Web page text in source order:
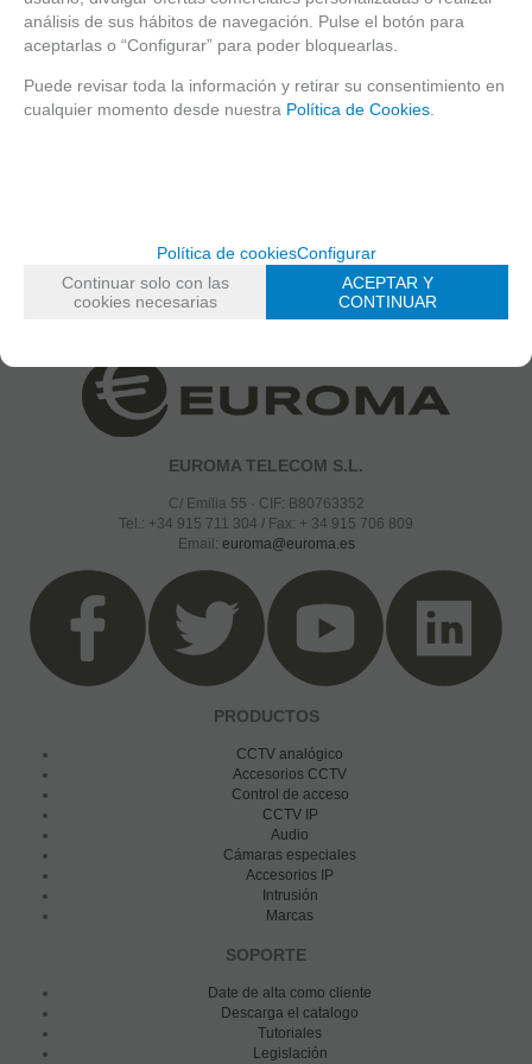
¿AÚN NO ERES CLIENTE DE EUROMA?
Regístrate ahora y empieza a disfrutar de precios y servicios exclusivos
Ir al registro
PREGUNTAS FRECUENTES - FAQs
Revisa nuestro repositorio de consultas. Seguramente encuentres tu duda
EUROMA TELECOM S.L.
C/ Emilia 55 · CIF: B80763352
Tel.: +34 915 711 304 / Fax: + 34 915 706 809
Email: euroma@euroma.es
PRODUCTOS
CCTV analógico
Accesorios CCTV
Control de acceso
CCTV IP
Audio
Cámaras especiales
Accesorios IP
Intrusión
Marcas
SOPORTE
Date de alta como cliente
Descarga el catalogo
Tutoriales
Legislación
análisis de sus hábitos de navegación. Pulse el botón para
aceptarlas o “Configurar” para poder bloquearlas.
Puede revisar toda la información y retirar su consentimiento en
cualquier momento desde nuestra Política de Cookies
Política de cookiesConfigurar
Continuar solo con las
cookies necesarias
ACEPTAR Y
CONTINUAR